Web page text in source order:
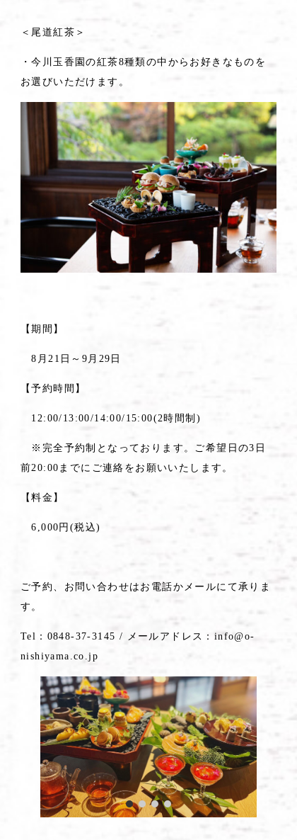
＜尾道紅茶＞
・今川玉香園の紅茶8種類の中からお好きなものを
お選びいただけます。
【期間】
8月21日～9月29日
【予約時間】
12:00/13:00/14:00/15:00(2時間制)
※完全予約制となっております。ご希望日の3日
前20:00までにご連絡をお願いいたします。
【料金】
6,000円(税込)
ご予約、お問い合わせはお電話かメールにて承りま
す。
Tel：0848-37-3145 / メールアドレス：info@o-
nishiyama.co.jp